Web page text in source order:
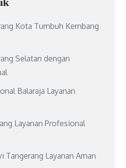
Kota Tumbuh Kembang
Selatan dengan
Balaraja Layanan
Layanan Profesional
Tangerang Layanan Aman